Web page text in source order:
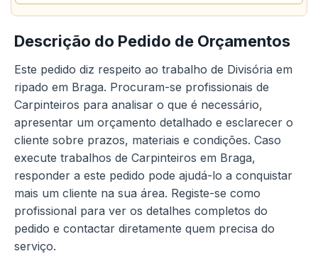
Descrição do Pedido de Orçamentos
Este pedido diz respeito ao trabalho de Divisória em
ripado em Braga. Procuram-se profissionais de
Carpinteiros para analisar o que é necessário,
apresentar um orçamento detalhado e esclarecer o
cliente sobre prazos, materiais e condições. Caso
execute trabalhos de Carpinteiros em Braga,
responder a este pedido pode ajudá-lo a conquistar
mais um cliente na sua área. Registe-se como
profissional para ver os detalhes completos do
pedido e contactar diretamente quem precisa do
serviço.